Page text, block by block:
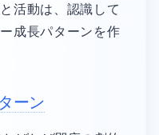
活動は、認識して
成長パターンを作
ーン